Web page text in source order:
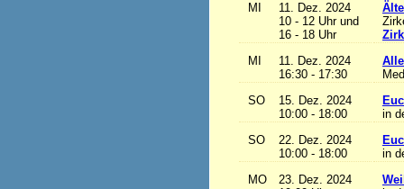
MI
11. Dez. 2024
10 - 12 Uhr und
16 - 18 Uhr
MI
11. Dez. 2024
16:30 - 17:30
SO
15. Dez. 2024
10:00 - 18:00
in
SO
22. Dez. 2024
10:00 - 18:00
in
MO
23. Dez. 2024